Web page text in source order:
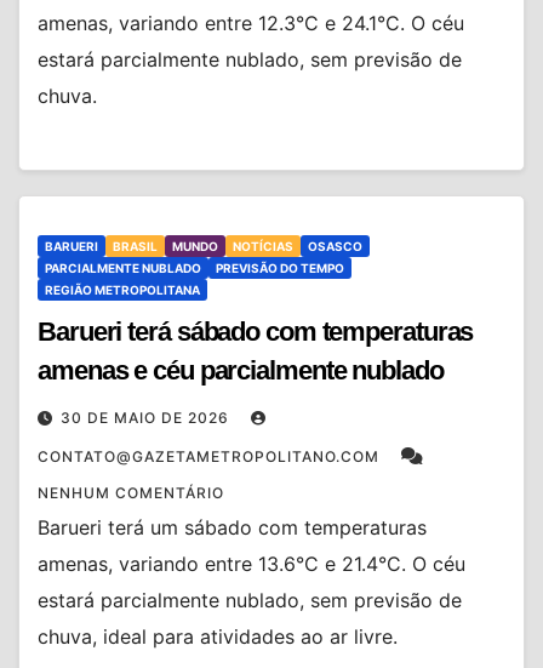
amenas, variando entre 12.3°C e 24.1°C. O céu
estará parcialmente nublado, sem previsão de
chuva.
BARUERI BRASIL MUNDO NOTÍCIAS
OSASCO
PARCIALMENTE NUBLADO
PREVISÃO DO TEMPO
REGIÃO METROPOLITANA
Barueri terá sábado com temperaturas
amenas e céu parcialmente nublado
30 DE MAIO DE 2026
CONTATO@GAZETAMETROPOLITANO.COM
NENHUM COMENTÁRIO
Barueri terá um sábado com temperaturas
amenas, variando entre 13.6°C e 21.4°C. O céu
estará parcialmente nublado, sem previsão de
chuva, ideal para atividades ao ar livre.